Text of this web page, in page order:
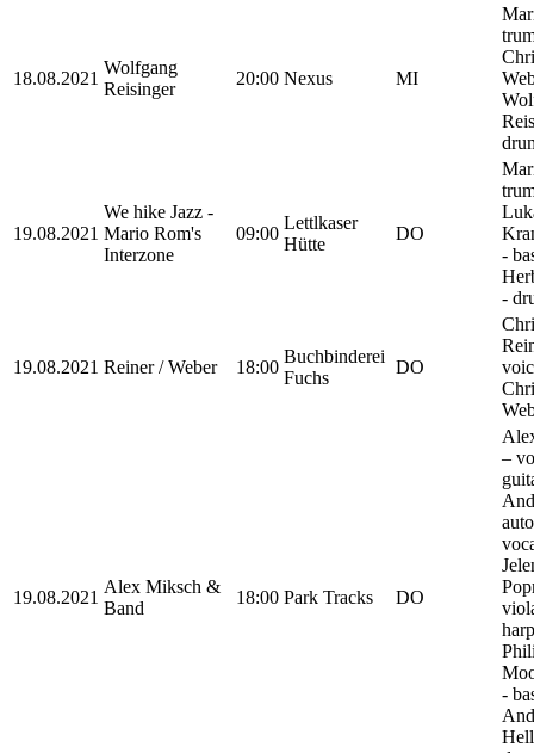
18.08.2021
Wolfgang
Reisinger
20:00 Nexus MI
19.08.2021
We hike Jazz -
Mario Rom's
Interzone
09:00
Lettlkaser
Hütte
DO
-
-
19.08.2021 Reiner / Weber 18:00
Buchbinderei
Fuchs
DO
19.08.2021
Alex Miksch &
Band
18:00 Park Tracks DO
–
-